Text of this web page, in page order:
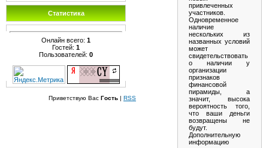
Статистика
Онлайн всего: 1
Гостей: 1
Пользователей: 0
Приветствую Вас Гость | RSS
привлеченных
участников.
Одновременное
наличие
нескольких из
названных условий
может
свидетельствовать
о наличии у
организации
признаков
финансовой
пирамиды, а
значит, высока
вероятность того,
что ваши деньги
возвращены не
будут.
Дополнительную
информацию